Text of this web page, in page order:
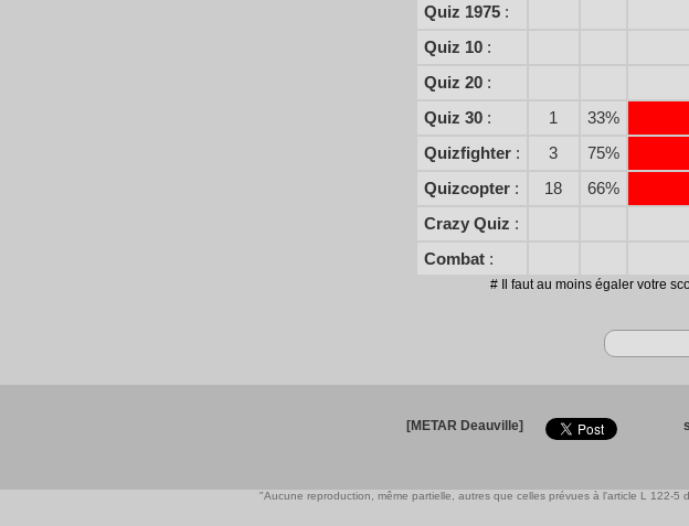
Quiz 1975:
Quiz 10:
Quiz 20:
Quiz 30: 1 33%
Quizfighter: 3 75%
Quizcopter: 18 66%
Crazy Quiz :
Combat:
# Il faut au moins égaler votre
[METAR Deauville]
"Aucune reproduction, même partielle, autres que celles prévues à l'article L 122-